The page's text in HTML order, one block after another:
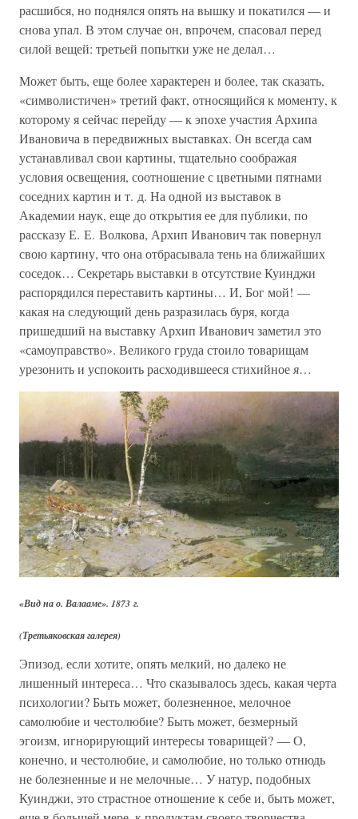
расшибся, но поднялся опять на вышку и покатился — и
снова упал. В этом случае он, впрочем, спасовал перед
силой вещей: третьей попытки уже не делал…
Может быть, еще более характерен и более, так сказать,
«символистичен» третий факт, относящийся к моменту, к
которому я сейчас перейду — к эпохе участия Архипа
Ивановича в передвижных выставках. Он всегда сам
устанавливал свои картины, тщательно соображая
условия освещения, соотношение с цветными пятнами
соседних картин и т. д. На одной из выставок в
Академии наук, еще до открытия ее для публики, по
рассказу Е. Е. Волкова, Архип Иванович так повернул
свою картину, что она отбрасывала тень на ближайших
соседок… Секретарь выставки в отсутствие Куинджи
распорядился переставить картины… И, Бог мой! —
какая на следующий день разразилась буря, когда
пришедший на выставку Архип Иванович заметил это
«самоуправство». Великого груда стоило товарищам
урезонить и успокоить расходившееся стихийноея…
«Вид на о. Валааме». 1873 г.
(Третьяковская галерея)
Эпизод, если хотите, опять мелкий, но далеко не
лишенный интереса… Что сказывалось здесь, какая черта
психологии? Быть может, болезненное, мелочное
самолюбие и честолюбие? Быть может, безмерный
эгоизм, игнорирующий интересы товарищей? — О,
конечно, и честолюбие, и самолюбие, но только отнюдь
не болезненные и не мелочные… У натур, подобных
Куинджи, это страстное отношение к себе и, быть может,